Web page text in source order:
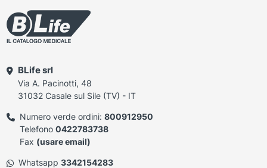
BLife srl
Via A. Pacinotti, 48
31032 Casale sul Sile (TV) - IT
Numero verde ordini: 800912950
Telefono 0422783738
Fax (usare email)
Whatsapp 3342154283